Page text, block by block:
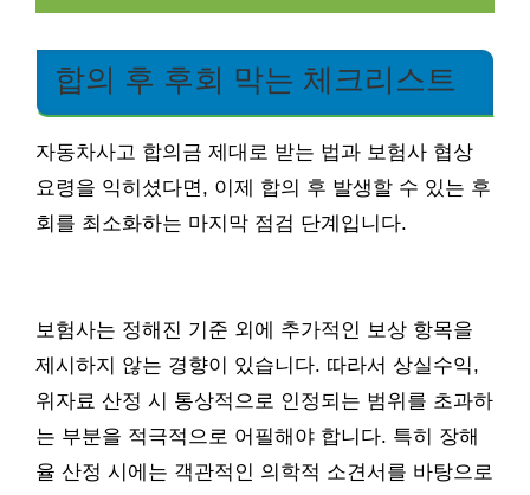
합의 후 후회 막는 체크리스트
자동차사고 합의금 제대로 받는 법과 보험사 협상
요령을 익히셨다면, 이제 합의 후 발생할 수 있는 후
회를 최소화하는 마지막 점검 단계입니다.
보험사는 정해진 기준 외에 추가적인 보상 항목을
제시하지 않는 경향이 있습니다. 따라서 상실수익,
위자료 산정 시 통상적으로 인정되는 범위를 초과하
는 부분을 적극적으로 어필해야 합니다. 특히 장해
율 산정 시에는 객관적인 의학적 소견서를 바탕으로